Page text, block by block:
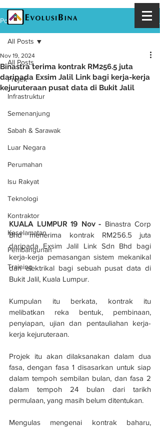
Post
All Posts
Projek
Infrastruktur
Semenanjung
Sabah & Sarawak
Luar Negara
Perumahan
Isu Rakyat
Teknologi
Kontraktor
Keselamatan
Pembangunan
Training
All Posts
Binastra terima kontrak RM256.5 juta
daripada Exsim Jalil Link bagi kerja-kerja
kejuruteraan pusat data di Bukit Jalil
Nov 19, 2024
KUALA LUMPUR 19 Nov - Binastra Corp
Bhd menerima kontrak RM256.5 juta
daripada Exsim Jalil Link Sdn Bhd bagi
kerja-kerja pemasangan sistem mekanikal
dan elektrikal bagi sebuah pusat data di
Bukit Jalil, Kuala Lumpur.
Kumpulan itu berkata, kontrak itu
melibatkan reka bentuk, pembinaan,
penyiapan, ujian dan pentauliahan kerja-
kerja kejuruteraan.
Projek itu akan dilaksanakan dalam dua
fasa, dengan fasa 1 disasarkan untuk siap
dalam tempoh sembilan bulan, dan fasa 2
dalam tempoh 24 bulan dari tarikh
permulaan, yang masih belum ditentukan.
Mengulas mengenai kontrak baharu,